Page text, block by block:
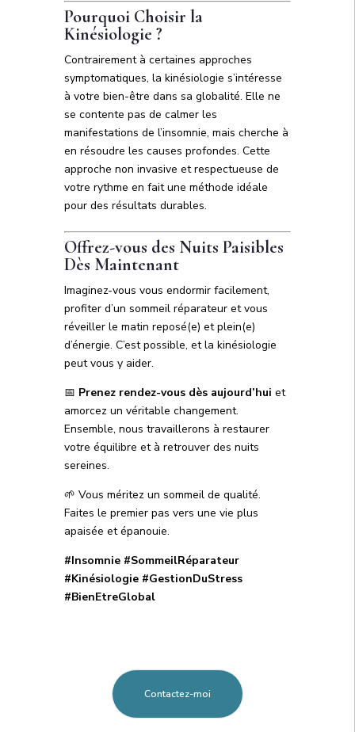
Pourquoi Choisir la
Kinésiologie ?
Contrairement à certaines approches
symptomatiques, la kinésiologie s’intéresse
à votre bien-être dans sa globalité. Elle ne
se contente pas de calmer les
manifestations de l’insomnie, mais cherche à
en résoudre les causes profondes. Cette
approche non invasive et respectueuse de
votre rythme en fait une méthode idéale
pour des résultats durables.
Offrez-vous des Nuits Paisibles
Dès Maintenant
Imaginez-vous vous endormir facilement,
profiter d’un sommeil réparateur et vous
réveiller le matin reposé(e) et plein(e)
d’énergie. C’est possible, et la kinésiologie
peut vous y aider.
📅 Prenez rendez-vous dès aujourd’hui et
amorcez un véritable changement.
Ensemble, nous travaillerons à restaurer
votre équilibre et à retrouver des nuits
sereines.
🌱 Vous méritez un sommeil de qualité.
Faites le premier pas vers une vie plus
apaisée et épanouie.
#Insomnie #SommeilRéparateur
#Kinésiologie #GestionDuStress
#BienEtreGlobal
Contactez-moi